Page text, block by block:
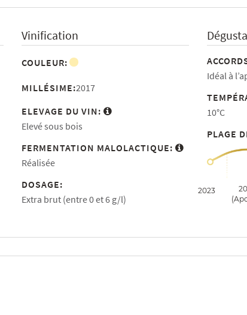
Vinification
COULEUR:
MILLÉSIME:2017
ELEVAGE DU VIN:
Elevé sous bois
FERMENTATION MALOLACTIQUE:
Réalisée
DOSAGE:
Extra brut (entre 0 et 6 g/l)
Idéal à
10°C
PLAGE
2023